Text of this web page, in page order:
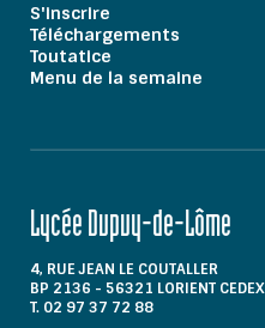
S'inscrire
Téléchargements
Toutatice
Menu de la semaine
Lycée Dupuy-de-Lôme
4, RUE JEAN LE COUTALLER
BP 2136 - 56321 LORIENT CEDEX
T. 02 97 37 72 88